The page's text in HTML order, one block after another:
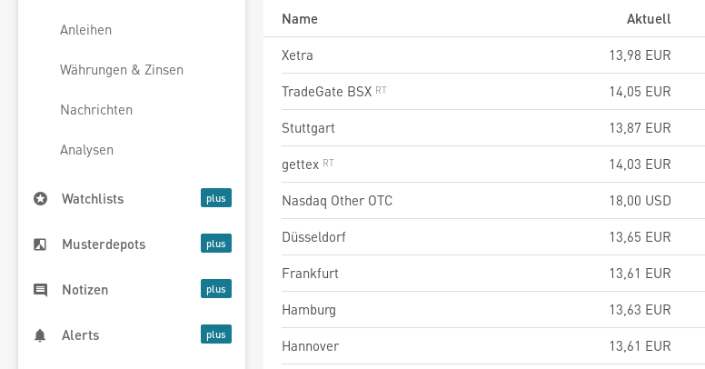
Anleihen
Währungen & Zinsen
Nachrichten
Analysen
Watchlists
Musterdepots
Notizen
Alerts
Name Aktuell
Xetra
13,98 EUR
TradeGate BSX
14,05 EUR
Stuttgart
13,87 EUR
gettex
14,03 EUR
Nasdaq Other OTC
18,00 USD
Düsseldorf
13,65 EUR
Frankfurt
13,61 EUR
Hamburg
13,63 EUR
Hannover
13,61 EUR